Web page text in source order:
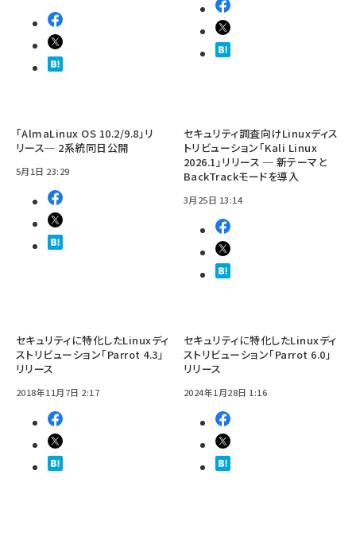
「AlmaLinux OS 10.2/9.8」リ
リース─ 2系統同日公開
5月1日 23:29
セキュリティ調査向けLinuxディス
トリビューション「Kali Linux
2026.1」リリース ─ 新テーマと
BackTrackモードを導入
3月25日 13:14
セキュリティに特化したLinuxディ
ストリビューション「Parrot 4.3」
リリース
2018年11月7日 2:17
セキュリティに特化したLinuxディ
ストリビューション「Parrot 6.0」
リリース
2024年1月28日 1:16